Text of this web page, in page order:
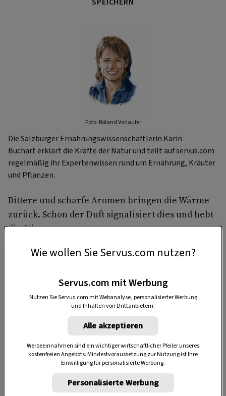
Foto: Roland Vorlaufer
Die Salzburger Ernährungswissenschaftlerin Karin
Buchart erklärt die Kräfte der Natur und teilt auf servus.com
regelmäßig ihr Expertenwissen rund um Ernährung, Kräuter
und Pflanzen.
Bittere und scharfe Aromen bringen die Wärme
zurück. Schon der Duft signalisiert dies und hebt
die Stimmung.
Anzeige
Wie wollen Sie Servus.com nutzen?
Servus.com mit Werbung
Nutzen Sie Servus.com mit Webanalyse, personalisierter Werbung
und Inhalten von Drittanbietern.
Alle akzeptieren
Werbeeinnahmen sind ein wichtiger wirtschaftlicher Pfeiler unseres
kostenfreien Angebots. Mindestvoraussetzung zur Nutzung ist Ihre
Einwilligung für personalisierte Werbung.
Personalisierte Werbung